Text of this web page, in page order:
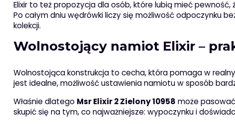
Elixir to też propozycja dla osób, które lubią mieć
Po całym dniu wędrówki liczy się możliwość odpoczynku
kolekcji.
Wolnostojący namiot Elixir –
Wolnostojąca konstrukcja to cecha, która pomaga w
jest idealne, możliwość ustawienia namiotu w sposób
Właśnie dlatego Msr Elixir 2 Zielony 10958 może
skupić się na tym, co najważniejsze: wypoczynku i